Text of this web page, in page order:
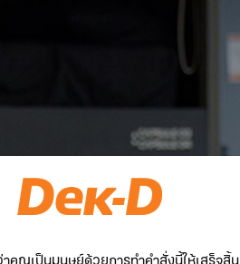
คุณเป็นมนุษย์ด้วยการทำคำสั่งนี้ให้เสร็จสิ้น